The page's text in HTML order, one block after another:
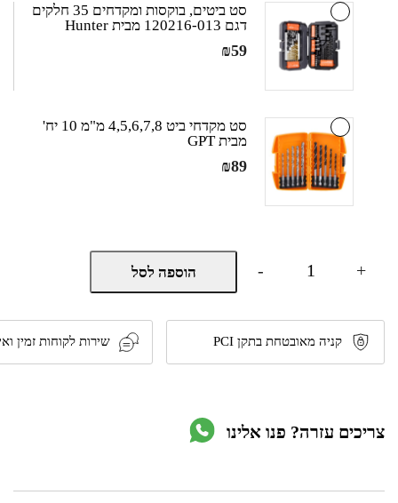
סט ביטים, בוקסות ומקדחים 35 חלקים
דגם 120216-013 מבית Hunter
₪59
סט מקדחי ביט 4,5,6,7,8 מ"מ 10 יח'
מבית GPT
₪89
-
כמות
מברגה
18V
-
גוף
בלבד
מבית
+ הוספה לסל
קניה מאובטחת בתקן PCI שירות לקוחות זמין
צריכים עזרה? פנו אלינו